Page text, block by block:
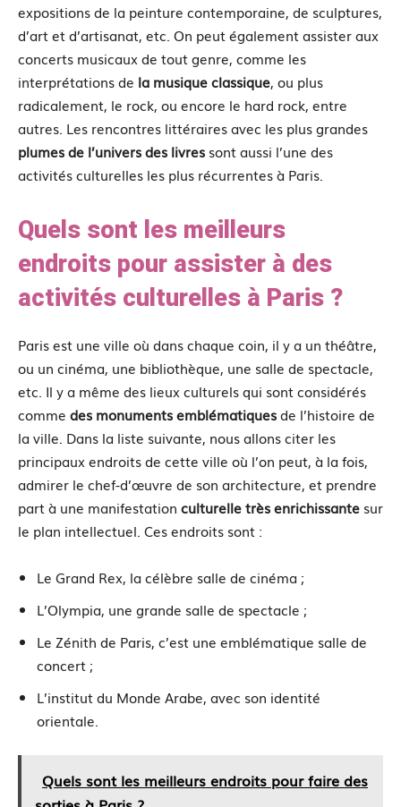
expositions de la peinture contemporaine, de sculptures,
d’art et d’artisanat, etc. On peut également assister aux
concerts musicaux de tout genre, comme les
interprétations de la musique classique, ou plus
radicalement, le rock, ou encore le hard rock, entre
autres. Les rencontres littéraires avec les plus grandes
plumes de l’univers des livres sont aussi l’une des
activités culturelles les plus récurrentes à Paris.
Quels sont les meilleurs
endroits pour assister à des
activités culturelles à Paris ?
Paris est une ville où dans chaque coin, il y a un théâtre,
ou un cinéma, une bibliothèque, une salle de spectacle,
etc. Il y a même des lieux culturels qui sont considérés
comme des monuments emblématiquesde l’histoire de
la ville. Dans la liste suivante, nous allons citer les
principaux endroits de cette ville où l’on peut, à la fois,
admirer le chef-d’œuvre de son architecture, et prendre
part à une manifestation culturelle très enrichissante sur
le plan intellectuel. Ces endroits sont :
Le Grand Rex, la célèbre salle de cinéma ;
L’Olympia, une grande salle de spectacle ;
Le Zénith de Paris, c’est une emblématique salle de
concert ;
L’institut du Monde Arabe, avec son identité
orientale.
Quels sont les meilleurs endroits pour faire des